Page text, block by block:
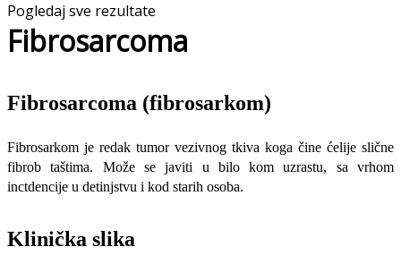
Pogledaj sve rezultate
Fibrosarcoma
Fibrosarcoma (fibrosarkom)
Fibrosarkom je redak tumor vezivnog tkiva koga čine ćelije slične
fibrob taštima. Može se ja­viti u bilo kom uzrastu, sa vrhom
inctdencije u detinjstvu i kod starih osoba.
Klinička slika